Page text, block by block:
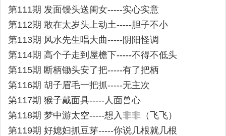
第111期 发面馒头送闺女-----实心实意
第112期 敢在太岁头上动土-----胆子不小
第113期 风水先生唱大曲-----阴阳怪调
第114期 高个子走到屋檐下-----不得不低头
第115期 断柄锄头安了把-----有了把柄
第116期 胡子眉毛一把抓-----无主次
第117期 猴子戴面具-----人面兽心
第118期 梦中游太空-----想入非非（飞飞）
第119期 好媳妇抓豆芽-----你说几根就几根